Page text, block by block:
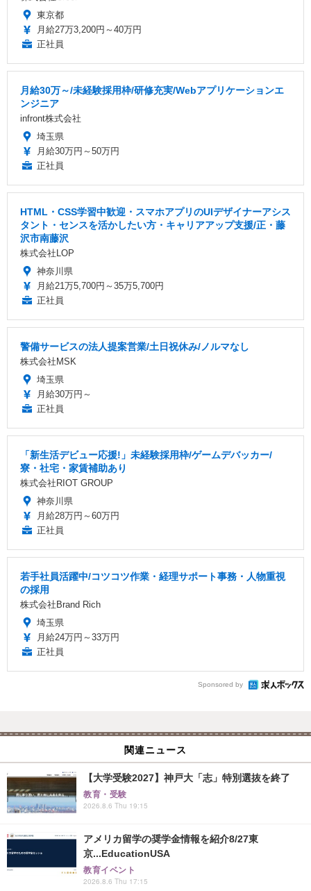
東京都
月給27万3,200円～40万円
正社員
月給30万～/未経験採用枠/研修充実/Webアプリケーションエ
ンジニア
infront株式会社
埼玉県
月給30万円～50万円
正社員
HTML・CSS学習中歓迎・スマホアプリのUIデザイナーアシス
タント・センスを活かしたい方・キャリアアップ支援/正・藤
沢市南藤沢
株式会社LOP
神奈川県
月給21万5,700円～35万5,700円
正社員
警備サービスの法人提案営業/土日祝休み/ノルマなし
株式会社MSK
埼玉県
月給30万円～
正社員
「新生活デビュー応援!」未経験採用枠/ゲームデバッカー/
寮・社宅・家賃補助あり
株式会社RIOT GROUP
神奈川県
月給28万円～60万円
正社員
若手社員活躍中/コツコツ作業・経理サポート事務・人物重視
の採用
株式会社Brand Rich
埼玉県
月給24万円～33万円
正社員
Sponsored by
関連ニュース
【大学受験2027】神戸大「志」特別選抜を終了
教育・受験
2026.8.6 Thu 19:15
アメリカ留学の奨学金情報を紹介8/27東
京...EducationUSA
教育イベント
2026.8.6 Thu 17:15